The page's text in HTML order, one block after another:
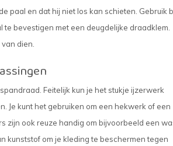
paal en dat hij niet los kan schieten. Gebruik
bevestigen met een deugdelijke draadklem.
dien.
Feitelijk kun je het stukje ijzerwerk
Je kunt het gebruiken om een hekwerk of een
zijn ook reuze handig om bijvoorbeeld een
kunststof om je kleding te beschermen tegen